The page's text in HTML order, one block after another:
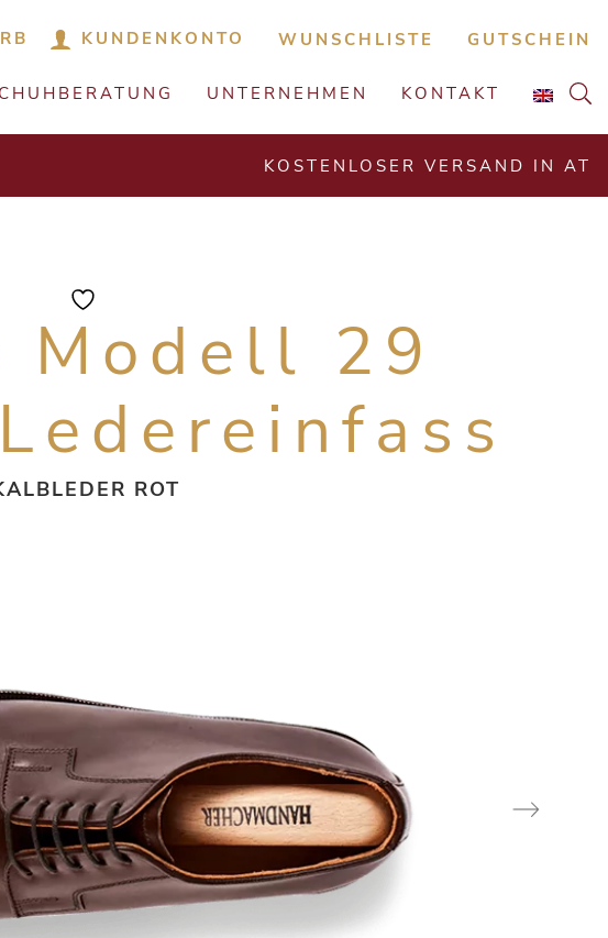
KUNDENKONTO WUNSCHLISTE GUTSCHEIN
UNTERNEHMEN KONTAKT
KOSTENLOSER VERSAND IN AT
Modell 29
ROT